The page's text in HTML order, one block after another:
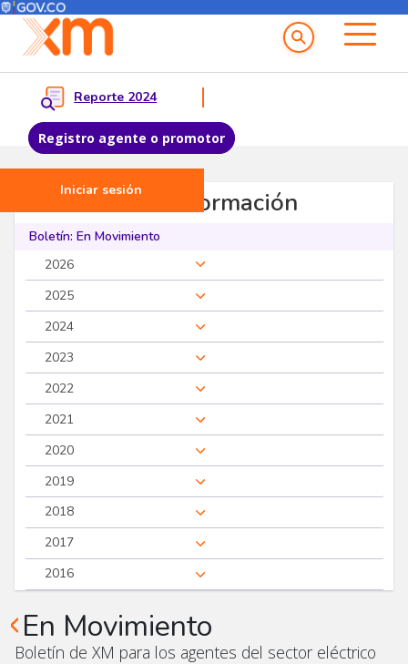
Pasar al contenido principal
Menú del Usuario
Reporte 2024
Registro agente o promotor
Iniciar sesión
Menu principal
Servicios de Información
Boletín: En Movimiento
2026
2025
2024
2023
2022
2021
2020
2019
2018
2017
2016
En Movimiento
Boletín de XM para los agentes del sector eléctrico